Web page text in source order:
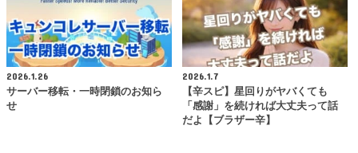
2026.1.26
サーバー移転・一時閉鎖のお知ら
せ
2026.1.7
【辛スピ】星回りがヤバくても
「感謝」を続ければ大丈夫って話
だよ【ブラザー辛】